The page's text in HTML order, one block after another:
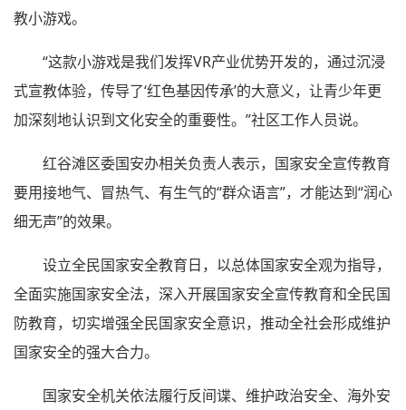
教小游戏。
“这款小游戏是我们发挥VR产业优势开发的，通过沉浸
式宣教体验，传导了‘红色基因传承’的大意义，让青少年更
加深刻地认识到文化安全的重要性。”社区工作人员说。
红谷滩区委国安办相关负责人表示，国家安全宣传教育
要用接地气、冒热气、有生气的“群众语言”，才能达到“润心
细无声”的效果。
设立全民国家安全教育日，以总体国家安全观为指导，
全面实施国家安全法，深入开展国家安全宣传教育和全民国
防教育，切实增强全民国家安全意识，推动全社会形成维护
国家安全的强大合力。
国家安全机关依法履行反间谍、维护政治安全、海外安